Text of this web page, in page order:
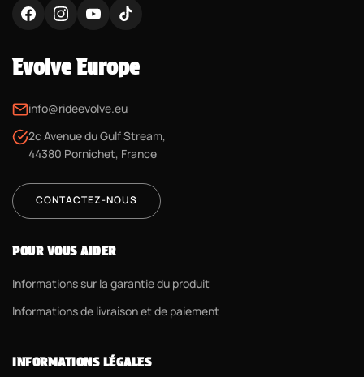
Evolve Europe
info@rideevolve.eu
2c Avenue du Gulf Stream,
44380 Pornichet, France
CONTACTEZ-NOUS
POUR VOUS AIDER
Informations sur la garantie du produit
Informations de livraison et de paiement
INFORMATIONS LÉGALES